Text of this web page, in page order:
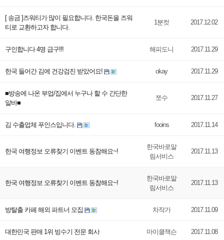
[ 송금 ]즈워티가 많이 필요합니다. 한국돈을 즈워
티로 교환하고자 합니다.
1분컷 2017.12.02
구인합니다 4명 급구!!! 해피도니 2017.11.29
한국 들어간 김에 건강검진 받았어요! okay 2017.11.29
■방송에 나온 부업/집에서 누구나 할 수 간단한
알바■
쪼수 2017.11.27
김 수출업체 푸인스입니다. fooins 2017.11.14
한국 여행정보 오류찾기 이벤트 동참해요~!
한국바로알
림서비스
2017.11.13
한국 여행정보 오류찾기 이벤트 동참해요~!
한국바로알
림서비스
2017.11.13
방탈출 카페 해외 파트너 모집 차작가 2017.11.09
대한민국 판매 1위 빙수기 전문 회사 마이클잭슨 2017.11.08